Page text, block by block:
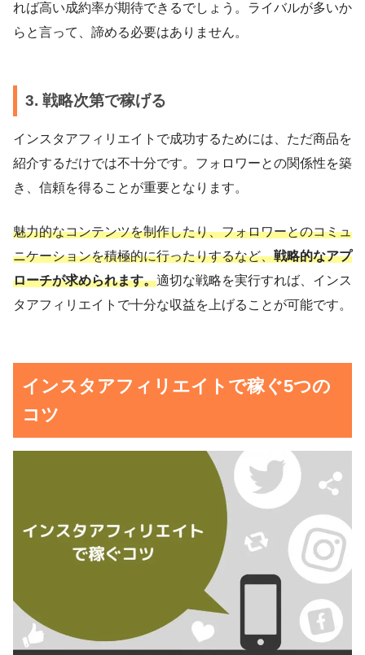
れば高い成約率が期待できるでしょう。ライバルが多いか
らと言って、諦める必要はありません。
3. 戦略次第で稼げる
インスタアフィリエイトで成功するためには、ただ商品を
紹介するだけでは不十分です。フォロワーとの関係性を築
き、信頼を得ることが重要となります。
魅力的なコンテンツを制作したり、フォロワーとのコミュ
ニケーションを積極的に行ったりするなど、戦略的なアプ
ローチが求められます。適切な戦略を実行すれば、インス
タアフィリエイトで十分な収益を上げることが可能です。
インスタアフィリエイトで稼ぐ5つの
コツ